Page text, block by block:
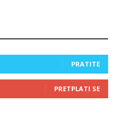
PRATITE
PRETPLATI SE